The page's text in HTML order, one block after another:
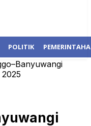
POLITIK